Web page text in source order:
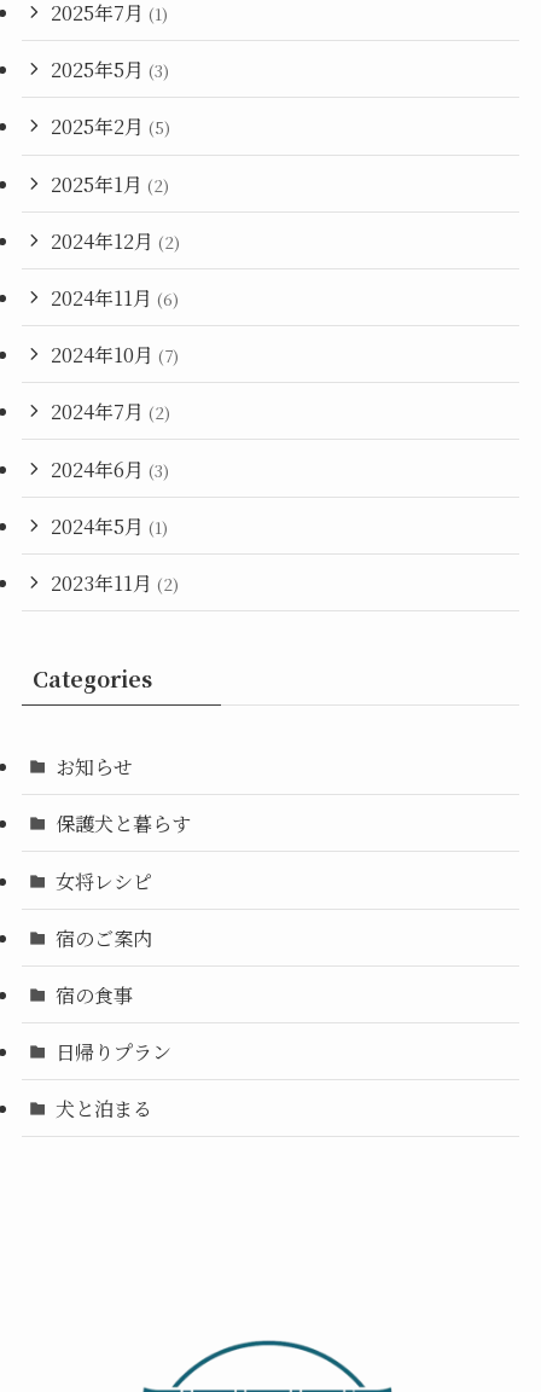
2025年7月 (1)
2025年5月 (3)
2025年2月 (5)
2025年1月 (2)
2024年12月 (2)
2024年11月 (6)
2024年10月 (7)
2024年7月 (2)
2024年6月 (3)
2024年5月 (1)
2023年11月 (2)
Categories
お知らせ
保護犬と暮らす
女将レシピ
宿のご案内
宿の食事
日帰りプラン
犬と泊まる